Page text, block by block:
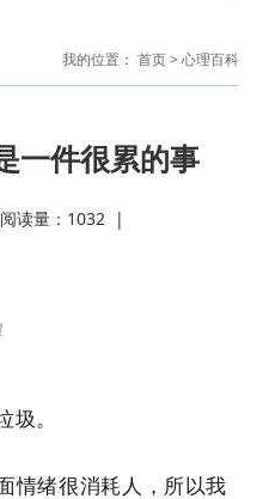
我的位置： 首页> 心理百科
一件很累的事
阅读量： 1032 |
圾。
情绪很消耗人，所以我